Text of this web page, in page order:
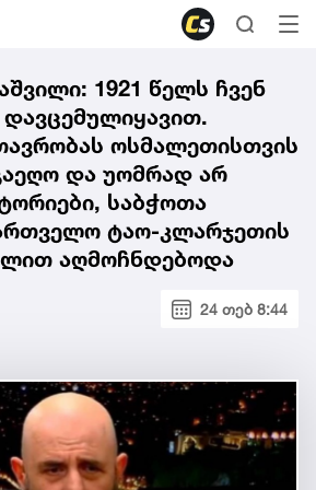
1921 წელს ჩვენ
ოსმალეთისთვის
და უომრად არ
საბჭოთა
ტაო-კლარჯეთის
აღმოჩნდებოდა
24 თებ 8:44